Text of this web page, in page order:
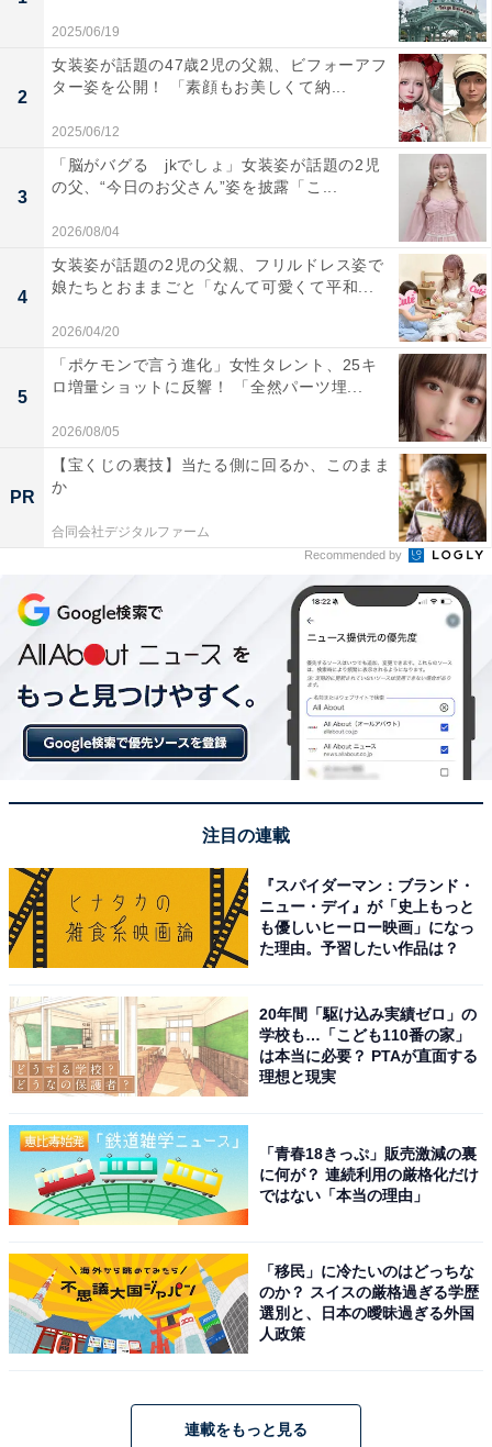
2025/06/19
2
女装姿が話題の47歳2児の父親、ビフォーアフ
ター姿を公開！ 「素顔もお美しくて納...
2025/06/12
3
「脳がバグる jkでしょ」女装姿が話題の2児
の父、“今日のお父さん”姿を披露「こ...
2026/08/04
4
女装姿が話題の2児の父親、フリルドレス姿で
娘たちとおままごと「なんて可愛くて平和...
2026/04/20
5
「ポケモンで言う進化」女性タレント、25キ
ロ増量ショットに反響！ 「全然パーツ埋...
2026/08/05
PR
【宝くじの裏技】当たる側に回るか、このまま
か
合同会社デジタルファーム
Recommended by
注目の連載
『スパイダーマン：ブランド・
ニュー・デイ』が「史上もっと
も優しいヒーロー映画」になっ
た理由。予習したい作品は？
20年間「駆け込み実績ゼロ」の
学校も…「こども110番の家」
は本当に必要？ PTAが直面する
理想と現実
「青春18きっぷ」販売激減の裏
に何が？ 連続利用の厳格化だけ
ではない「本当の理由」
「移民」に冷たいのはどっちな
のか？ スイスの厳格過ぎる学歴
選別と、日本の曖昧過ぎる外国
人政策
連載をもっと見る